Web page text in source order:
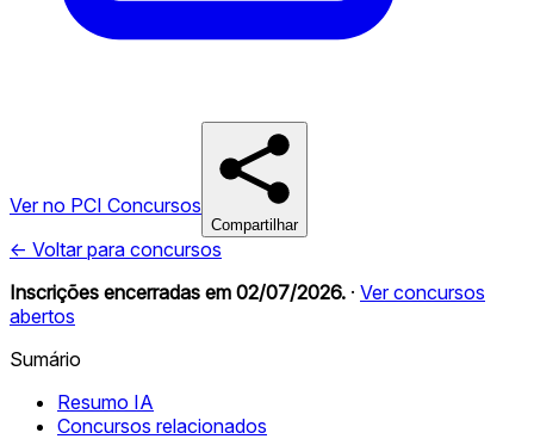
Ver no PCI Concursos
Compartilhar
← Voltar para concursos
Inscrições encerradas em 02/07/2026. · Ver concursos
abertos
Sumário
Resumo IA
Concursos relacionados